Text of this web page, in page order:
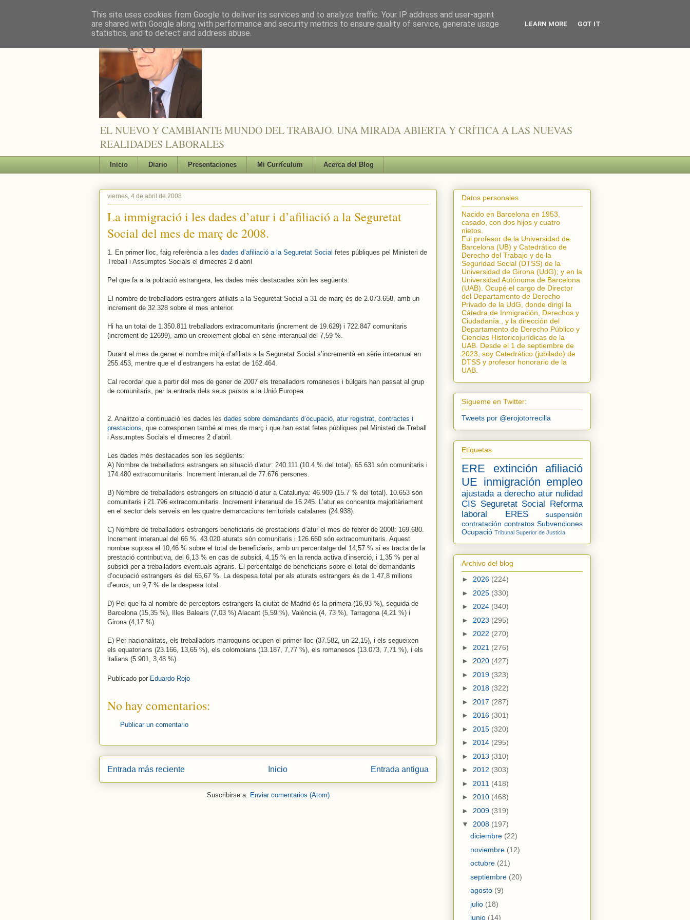
EL NUEVO Y CAMBIANTE MUNDO DEL TRABAJO. UNA MIRADA ABIERTA Y CRÍTICA A LAS NUEVAS
REALIDADES LABORALES
Inicio Diario Presentaciones Mi Currículum Acerca del Blog
viernes, 4 de abril de 2008
La immigració i les dades d’atur i d’afiliació a la Seguretat
Social del mes de març de 2008.
1. En primer lloc, faig referència a les dades d’afiliació a la Seguretat Social fetes públiques pel Ministeri de
Treball i Assumptes Socials el dimecres 2 d’abril
Pel que fa a la població estrangera, les dades més destacades són les següents:
El nombre de treballadors estrangers afiliats a la Seguretat Social a 31 de març és de 2.073.658, amb un
increment de 32.328 sobre el mes anterior.
Hi ha un total de 1.350.811 treballadors extracomunitaris (increment de 19.629) i 722.847 comunitaris
(increment de 12699), amb un creixement global en sèrie interanual del 7,59 %.
Durant el mes de gener el nombre mitjà d’afiliats a la Seguretat Social s’incrementà en sèrie interanual en
255.453, mentre que el d’estrangers ha estat de 162.464.
Cal recordar que a partir del mes de gener de 2007 els treballadors romanesos i búlgars han passat al grup
de comunitaris, per la entrada dels seus països a la Unió Europea.
2. Analitzo a continuació les dades les dades sobre demandants d’ocupació, atur registrat, contractes i
prestacions, que corresponen també al mes de març i que han estat fetes públiques pel Ministeri de Treball
i Assumptes Socials el dimecres 2 d’abril.
Les dades més destacades son les següents:
A) Nombre de treballadors estrangers en situació d’atur: 240.111 (10.4 % del total). 65.631 són comunitaris i
174.480 extracomunitaris. Increment interanual de 77.676 persones.
B) Nombre de treballadors estrangers en situació d’atur a Catalunya: 46.909 (15.7 % del total). 10.653 són
comunitaris i 21.796 extracomunitaris. Increment interanual de 16.245. L’atur es concentra majoritàriament
en el sector dels serveis en les quatre demarcacions territorials catalanes (24.938).
C) Nombre de treballadors estrangers beneficiaris de prestacions d’atur el mes de febrer de 2008: 169.680.
Increment interanual del 66 %. 43.020 aturats són comunitaris i 126.660 són extracomunitaris. Aquest
nombre suposa el 10,46 % sobre el total de beneficiaris, amb un percentatge del 14,57 % si es tracta de la
prestació contributiva, del 6,13 % en cas de subsidi, 4,15 % en la renda activa d’inserció, i 1,35 % per al
subsidi per a treballadors eventuals agraris. El percentatge de beneficiaris sobre el total de demandants
d’ocupació estrangers és del 65,67 %. La despesa total per als aturats estrangers és de 1 47,8 milions
d’euros, un 9,7 % de la despesa total.
D) Pel que fa al nombre de perceptors estrangers la ciutat de Madrid és la primera (16,93 %), seguida de
Barcelona (15,35 %), Illes Balears (7,03 %) Alacant (5,59 %), València (4, 73 %), Tarragona (4,21 %) i
Girona (4,17 %).
E) Per nacionalitats, els treballadors marroquins ocupen el primer lloc (37.582, un 22,15), i els segueixen
els equatorians (23.166, 13,65 %), els colombians (13.187, 7,77 %), els romanesos (13.073, 7,71 %), i els
italians (5.901, 3,48 %).
Publicado por Eduardo Rojo
No hay comentarios:
Publicar un comentario
Entrada más reciente Entrada antigua
Inicio
Suscribirse a: Enviar comentarios (Atom)
Datos personales
Nacido en Barcelona en 1953,
casado, con dos hijos y cuatro
nietos.
Fui profesor de la Universidad de
Barcelona (UB) y Catedrático de
Derecho del Trabajo y de la
Seguridad Social (DTSS) de la
Universidad de Girona (UdG); y en la
Universidad Autónoma de Barcelona
(UAB). Ocupé el cargo de Director
del Departamento de Derecho
Privado de la UdG, donde dirigí la
Cátedra de Inmigración, Derechos y
Ciudadanía.
, y la dirección del
Departamento de Derecho Público y
Ciencias Historicojurídicas de la
UAB. Desde el 1 de septiembre de
2023, soy Catedrático (jubilado) de
DTSS y profesor honorario de la
UAB.
Sígueme en Twitter:
Tweets por @erojotorrecilla
Etiquetas
ERE extinción
afiliació
UE inmigración empleo
ajustada a derecho atur nulidad
CIS Seguretat Social Reforma
laboral
ERES
suspensión
contratación contratos Subvenciones
Ocupació Tribunal Superior de Justicia
Archivo del blog
► 2026 (224)
► 2025 (330)
► 2024 (340)
► 2023 (295)
► 2022 (270)
► 2021 (276)
► 2020 (427)
► 2019 (323)
► 2018 (322)
► 2017 (287)
► 2016 (301)
► 2015 (320)
► 2014 (295)
► 2013 (310)
► 2012 (303)
► 2011 (418)
► 2010 (468)
► 2009 (319)
▼ 2008 (197)
diciembre (22)
noviembre (12)
octubre (21)
septiembre (20)
agosto (9)
julio (18)
junio (14)
This site uses cookies from Google to deliver its services and to analyze traffic. Your IP address and user-agent
are shared with Google along with performance and security metrics to ensure quality of service, generate usage
statistics, and to detect and address abuse.
LEARN MORE GOT IT